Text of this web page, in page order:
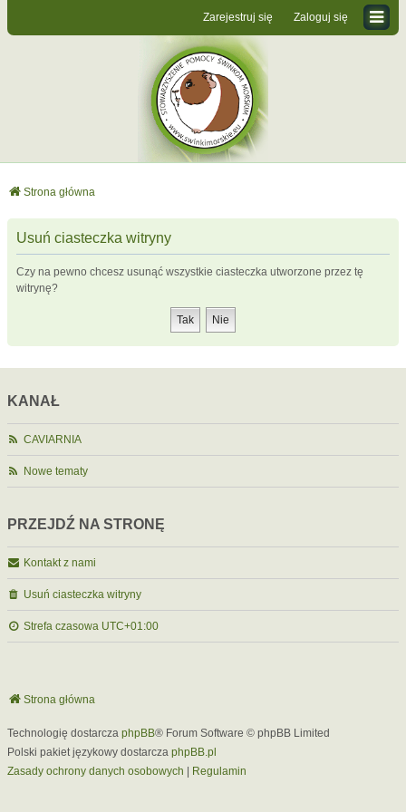
Zaloguj się
Zarejestruj się
Strona główna
Usuń ciasteczka witryny
Czy na pewno chcesz usunąć wszystkie ciasteczka utworzone przez tę
witrynę?
KANAŁ
CAVIARNIA
Nowe tematy
PRZEJDŹ NA STRONĘ
Kontakt z nami
Usuń ciasteczka witryny
Strefa czasowa UTC+01:00
Strona główna
Technologię dostarcza phpBB® Forum Software © phpBB Limited
Polski pakiet językowy dostarcza phpBB.pl
Zasady ochrony danych osobowych
Regulamin